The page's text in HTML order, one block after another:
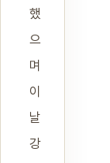
했
으
며
이
날
강